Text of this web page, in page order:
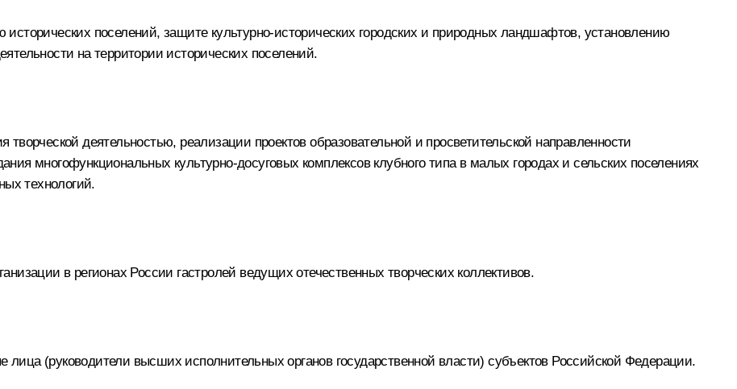
поселений, защите культурно-исторических городских и природных ландшафтов, установлению
на территории исторических поселений.
деятельностью, реализации проектов образовательной и просветительской направленности
многофункциональных культурно-досуговых комплексов клубного типа в малых городах и сельских поселениях
технологий.
в регионах России гастролей ведущих отечественных творческих коллективов.
(руководители высших исполнительных органов государственной власти) субъектов Российской Федерации.